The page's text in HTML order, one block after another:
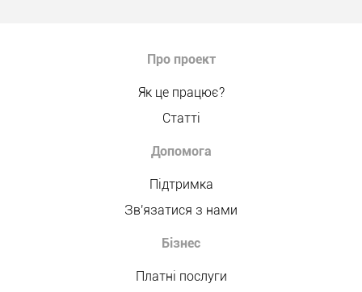
Про проект
Як це працює?
Статті
Допомога
Підтримка
Зв'язатися з нами
Бізнес
Платні послуги